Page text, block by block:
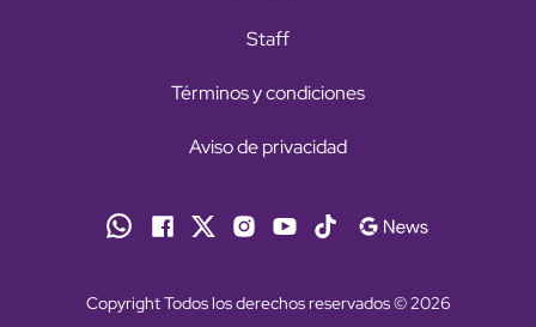
Staff
Términos y condiciones
Aviso de privacidad
Copyright Todos los derechos reservados © 2026